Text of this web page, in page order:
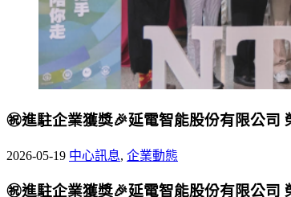
㊗️進駐企業獲獎🎉延電智能股份有限公
2026-05-19 中心訊息, 企業動態
㊗️進駐企業獲獎🎉延電智能股份有限公司